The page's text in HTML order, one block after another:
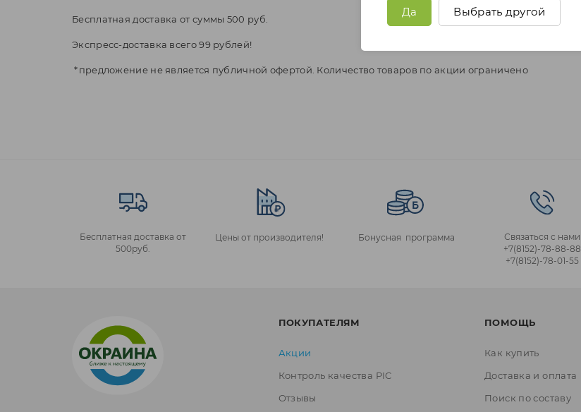
Да Выбрать другой
Бесплатная доставка от суммы 500 руб.
Экспресс-доставка всего 99 рублей!
*предложение не является публичной офертой. Количество товаров по акции ограничено
Бесплатная доставка от
500руб.
Цены от производителя! Бонусная программа
Связаться с нами
+7(8152)‑78‑88‑88
+7(8152)‑78‑01‑55
ПОКУПАТЕЛЯМ
Акции
Контроль качества PIC
Отзывы
ПОМОЩЬ
Как купить
Доставка и оплата
Поиск по составу